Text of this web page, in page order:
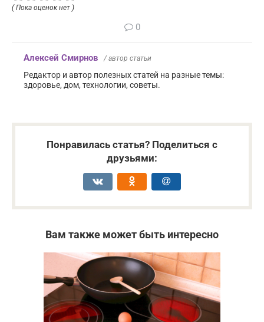
( Пока оценок нет )
0
Алексей Смирнов / автор статьи
Редактор и автор полезных статей на разные темы:
здоровье, дом, технологии, советы.
Понравилась статья? Поделиться с
друзьями:
Вам также может быть интересно